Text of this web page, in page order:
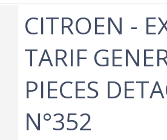
‎CITROEN -
TARIF
PIECES
N°352‎